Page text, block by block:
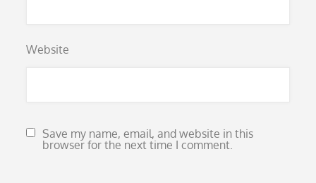
Website
Save my name, email, and website in this
browser for the next time I comment.